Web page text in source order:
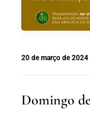
20 de março de 2024
Domingo